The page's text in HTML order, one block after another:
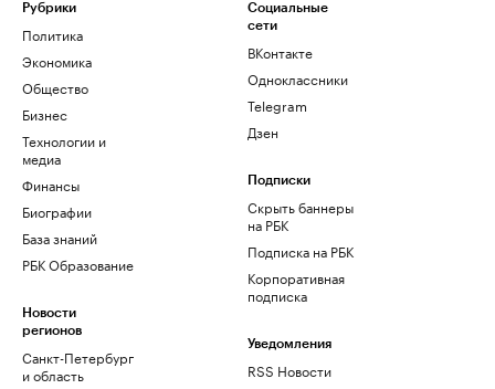
Рубрики
Политика
Экономика
Общество
Бизнес
Технологии и
медиа
Финансы
Биографии
База знаний
РБК Образование
Новости
регионов
Санкт-Петербург
и область
Социальные
сети
ВКонтакте
Одноклассники
Telegram
Дзен
Подписки
Скрыть баннеры
на РБК
Подписка на РБК
Корпоративная
подписка
Уведомления
RSS Новости